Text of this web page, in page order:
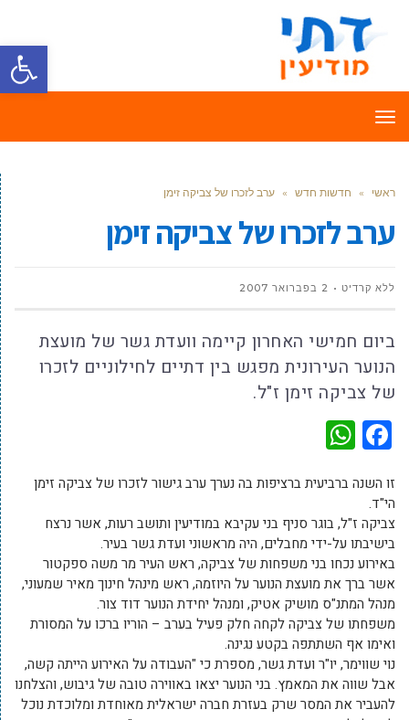
פתח
תפריט
ראשי » חדשות חדש » ערב לזכרו של צביקה זימן
ערב לזכרו של צביקה זימן
ללא קרדיט 2 בפברואר 2007
ביום חמישי האחרון קיימה וועדת גשר של מועצת
הנוער העירונית מפגש בין דתיים לחילוניים לזכרו
של צביקה זימן ז"ל.
Facebook
זו השנה ברביעית ברציפות בה נערך ערב גישור לזכרו של צביקה זימן
הי"ד.
צביקה ז"ל, בוגר סניף בני עקיבא במודיעין ותושב רעות, אשר נרצח
בישיבתו על-ידי מחבלים, היה מראשוני ועדת גשר בעיר.
באירוע נכחו בני משפחות של צביקה, ראש העיר מר משה ספקטור
אשר ברך את מועצת הנוער על היוזמה, ראש מינהל חינוך מאיר שמעוני,
מנהל המתנ"ס מושיק אטיק, ומנהל יחידת הנוער דוד צור.
משפחתו של צביקה לקחה חלק פעיל בערב – הוריו ברכו על המסורת
ואימו אף השתתפה בקטע נגינה.
נוי שווימר, יו"ר ועדת גשר, מספרת כי "העבודה על האירוע הייתה קשה,
אבל שווה את המאמץ. בני הנוער יצאו באווירה טובה של גיבוש, והצלחנו
להעביר את המסר שרק בעזרת חברה ישראלית מאוחדת ומלוכדת נוכל